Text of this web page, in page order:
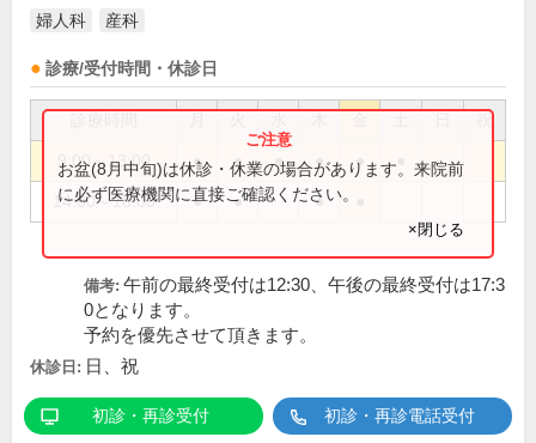
婦人科 産科
診療/受付時間・休診日
祝
9:00～13:00 ● ● ● ● ●
14:00～18:00 ● ● ●
お盆(8月中旬)は休診・休業の場合があります。来院前
に必ず医療機関に直接ご確認ください。
×閉じる
備考: 午前の最終受付は12:30、午後の最終受付は17:3
0となります。
予約を優先させて頂きます。
休診日: 日、祝
初診・再診受付 初診・再診電話受付